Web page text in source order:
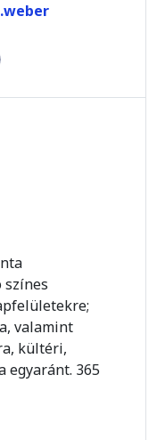
valamint
kültéri,
365